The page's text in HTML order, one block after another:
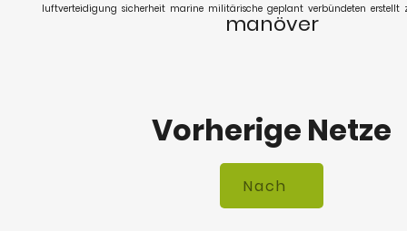
luftverteidigung sicherheit marine militärische geplant verbündeten erstellt
manöver
Vorherige Netze